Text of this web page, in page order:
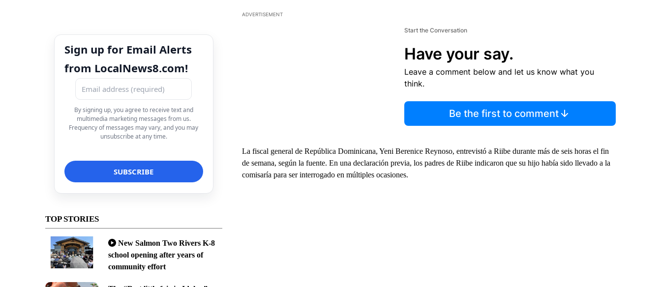
Sign up for Email Alerts
from LocalNews8.com!
By signing up, you agree to receive text and
multimedia marketing messages from us.
Frequency of messages may vary, and you may
unsubscribe at any time.
TOP STORIES
New Salmon Two Rivers K-8
school opening after years of
community effort
ADVERTISEMENT
Start the Conversation
Have your say.
Leave a comment below and let us know what you
think.
Be the first to comment
La fiscal general de República Dominicana, Yeni Berenice Reynoso, entrevistó a Riibe durante más de seis horas el fin
de semana, según la fuente. En una declaración previa, los padres de Riibe indicaron que su hijo había sido llevado a la
comisaría para ser interrogado en múltiples ocasiones.